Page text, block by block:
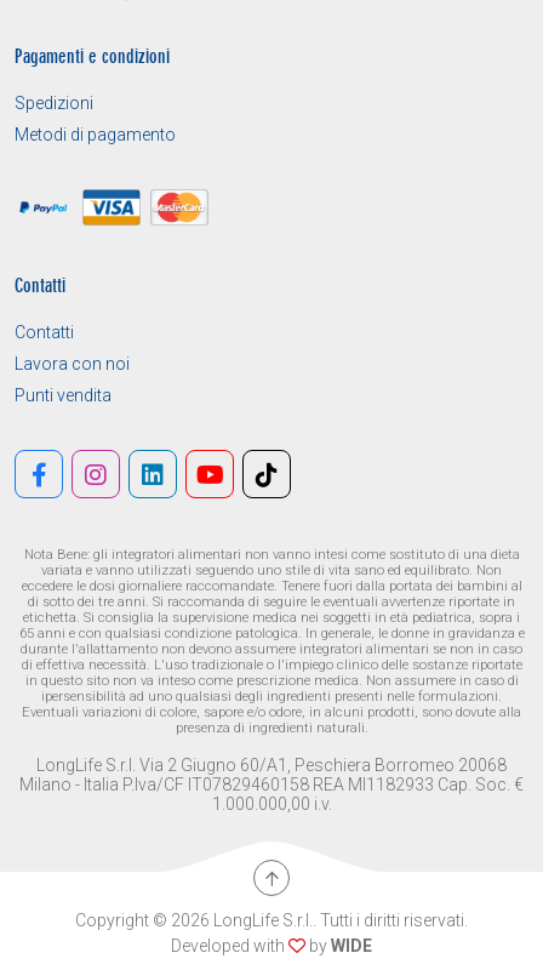
Pagamenti e condizioni
Spedizioni
Metodi di pagamento
Contatti
Contatti
Lavora con noi
Punti vendita
Nota Bene: gli integratori alimentari non vanno intesi come sostituto di una dieta
variata e vanno utilizzati seguendo uno stile di vita sano ed equilibrato. Non
eccedere le dosi giornaliere raccomandate. Tenere fuori dalla portata dei bambini al
di sotto dei tre anni. Si raccomanda di seguire le eventuali avvertenze riportate in
etichetta. Si consiglia la supervisione medica nei soggetti in età pediatrica, sopra i
65 anni e con qualsiasi condizione patologica. In generale, le donne in gravidanza e
durante l'allattamento non devono assumere integratori alimentari se non in caso
di effettiva necessità. L'uso tradizionale o l'impiego clinico delle sostanze riportate
in questo sito non va inteso come prescrizione medica. Non assumere in caso di
ipersensibilità ad uno qualsiasi degli ingredienti presenti nelle formulazioni.
Eventuali variazioni di colore, sapore e/o odore, in alcuni prodotti, sono dovute alla
presenza di ingredienti naturali.
LongLife S.r.l. Via 2 Giugno 60/A1, Peschiera Borromeo 20068
Milano - Italia P.Iva/CF IT07829460158 REA MI1182933 Cap. Soc. €
1.000.000,00 i.v.
Copyright © 2026 LongLife S.r.l.. Tutti i diritti riservati.
Developed with
byWIDE